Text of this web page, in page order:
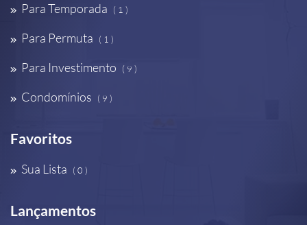
Para Temporada ( 1 )
Para Permuta ( 1 )
Para Investimento ( 9 )
Condomínios ( 9 )
Favoritos
Sua Lista ( 0 )
Lançamentos